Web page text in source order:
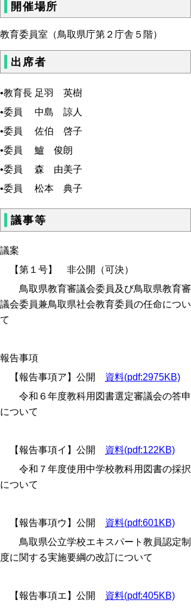
開催場所
教育委員室（鳥取県庁第２庁舎５階）
出席者
•教育長 足羽 英樹
•委員 中島 諒人
•委員 佐伯 啓子
•委員 鱸 俊朗
•委員 森 由美子
•委員 松本 典子
議事等
議案
【第１号】 非公開（可決）
鳥取県教育審議会委員及び鳥取県教育審
議会委員兼鳥取県社会教育委員の任命につい
て
報告事項
【報告事項ア】公開 資料(pdf:2975KB)
令和６年度教科用図書選定審議会の答申
について
【報告事項イ】公開 資料(pdf:122KB)
令和７年度使用中学校教科用図書の採択
について
【報告事項ウ】公開 資料(pdf:601KB)
鳥取県公立学校エキスパート教員認定制
度に関する実施要綱の改訂について
【報告事項エ】公開 資料(pdf:405KB)